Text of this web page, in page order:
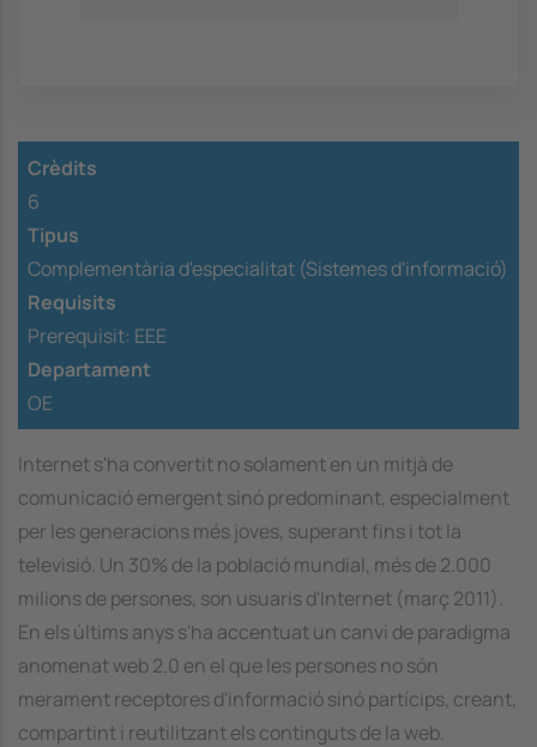
Crèdits
6
Tipus
Complementària d'especialitat (Sistemes d'informació)
Requisits
Prerequisit: EEE
Departament
OE
Internet s'ha convertit no solament en un mitjà de
comunicació emergent sinó predominant, especialment
per les generacions més joves, superant fins i tot la
televisió. Un 30% de la població mundial, més de 2.000
milions de persones, son usuaris d'Internet (març 2011).
En els últims anys s'ha accentuat un canvi de paradigma
anomenat web 2.0 en el que les persones no són
merament receptores d'informació sinó partícips, creant,
compartint i reutilitzant els continguts de la web.